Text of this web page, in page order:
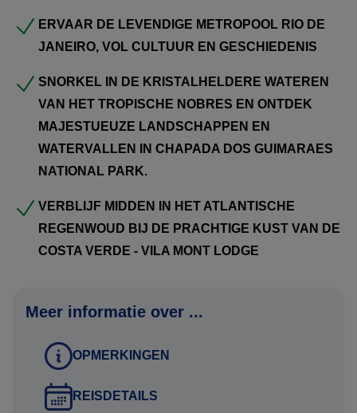
uiteenlopende ecosystemen te bieden.
De reis eindigt met het indrukwekkende spektakel van de
Foz do Iguacu watervallen, gevolgd door een bezoek aan
de dynamische stad Rio de Janeiro. Tot slot kunt u
ontspannen in de Vila Mont Lodge, idyllisch gelegen aan
de betoverende Costa Verde kustlijn tussen Sao Paulo en
transfers en uitstapjes op vakkundige wijze georganiseerd.
Boekingsprocedure:
op en ontvang een persoonlijk reisvoorstel.
Voordelen reisvoorstel:
ERVAAR DE LEVENDIGE METROPOOL RIO DE
JANEIRO, VOL CULTUUR EN GESCHIEDENIS
SNORKEL IN DE KRISTALHELDERE WATEREN
VAN HET TROPISCHE NOBRES EN ONTDEK
MAJESTUEUZE LANDSCHAPPEN EN
WATERVALLEN IN CHAPADA DOS GUIMARAES
NATIONAL PARK.
VERBLIJF MIDDEN IN HET ATLANTISCHE
REGENWOUD BIJ DE PRACHTIGE KUST VAN DE
COSTA VERDE - VILA MONT LODGE
Meer informatie over ...
OPMERKINGEN
REISDETAILS